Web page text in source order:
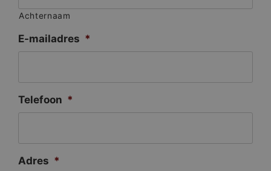
Achternaam
E-mailadres *
Telefoon *
Adres *